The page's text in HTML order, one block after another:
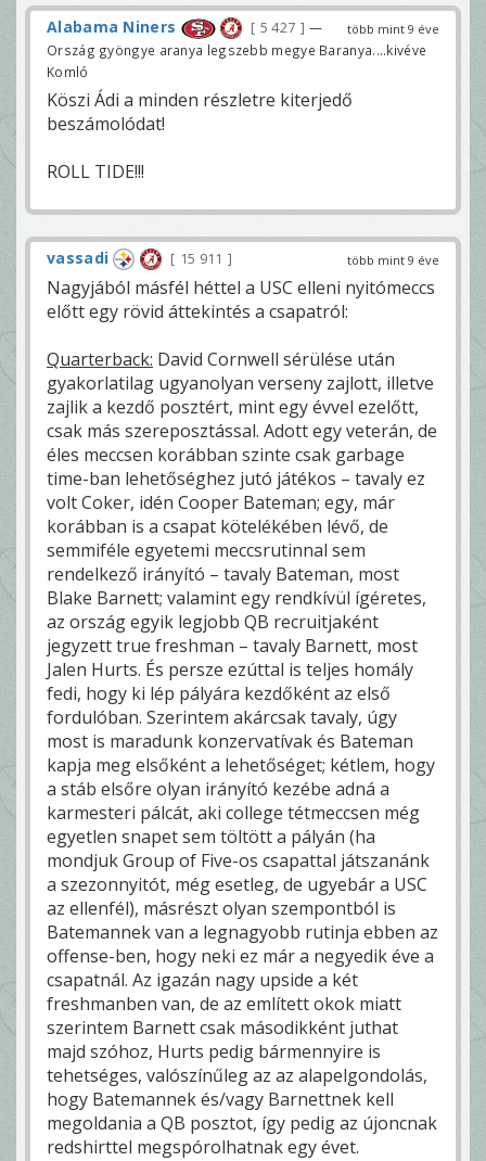
több mint 9 éve
Alabama Niners 5 427
—
Ország gyöngye aranya legszebb megye Baranya....kivéve
Komló
Köszi Ádi a minden részletre kiterjedő
beszámolódat!
ROLL TIDE!!!
több mint 9 éve
vassadi 15 911
Nagyjából másfél héttel a USC elleni nyitómeccs
előtt egy rövid áttekintés a csapatról:
Quarterback: David Cornwell sérülése után
gyakorlatilag ugyanolyan verseny zajlott, illetve
zajlik a kezdő posztért, mint egy évvel ezelőtt,
csak más szereposztással. Adott egy veterán, de
éles meccsen korábban szinte csak garbage
time-ban lehetőséghez jutó játékos – tavaly ez
volt Coker, idén Cooper Bateman; egy, már
korábban is a csapat kötelékében lévő, de
semmiféle egyetemi meccsrutinnal sem
rendelkező irányító – tavaly Bateman, most
Blake Barnett; valamint egy rendkívül ígéretes,
az ország egyik legjobb QB recruitjaként
jegyzett true freshman – tavaly Barnett, most
Jalen Hurts. És persze ezúttal is teljes homály
fedi, hogy ki lép pályára kezdőként az első
fordulóban. Szerintem akárcsak tavaly, úgy
most is maradunk konzervatívak és Bateman
kapja meg elsőként a lehetőséget; kétlem, hogy
a stáb elsőre olyan irányító kezébe adná a
karmesteri pálcát, aki college tétmeccsen még
egyetlen snapet sem töltött a pályán (ha
mondjuk Group of Five-os csapattal játszanánk
a szezonnyitót, még esetleg, de ugyebár a USC
az ellenfél), másrészt olyan szempontból is
Batemannek van a legnagyobb rutinja ebben az
offense-ben, hogy neki ez már a negyedik éve a
csapatnál. Az igazán nagy upside a két
freshmanben van, de az említett okok miatt
szerintem Barnett csak másodikként juthat
majd szóhoz, Hurts pedig bármennyire is
tehetséges, valószínűleg az az alapelgondolás,
hogy Batemannek és/vagy Barnettnek kell
megoldania a QB posztot, így pedig az újoncnak
redshirttel megspórolhatnak egy évet.